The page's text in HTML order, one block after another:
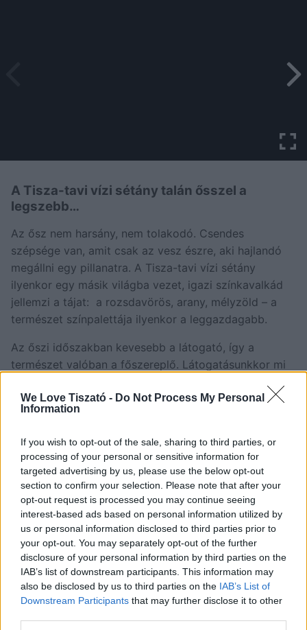
We Love Tiszató - Do Not Process My Personal
Information
If you wish to opt-out of the sale, sharing to third parties, or
processing of your personal or sensitive information for
targeted advertising by us, please use the below opt-out
section to confirm your selection. Please note that after your
opt-out request is processed you may continue seeing
interest-based ads based on personal information utilized by
us or personal information disclosed to third parties prior to
your opt-out. You may separately opt-out of the further
disclosure of your personal information by third parties on the
IAB’s list of downstream participants. This information may
also be disclosed by us to third parties on the IAB’s List of
Downstream Participants that may further disclose it to other
A Tisza-tavi vízi sétány talán ősszel a
legszebb…
Az ősz nem harsány, nem tolakodó. Csendes
szépsége van, amit csak az vesz észre, aki hajlandó
megállni egy pillanatra. A Tisza-tavi vízi sétány
ilyenkor egy másik világba vezet, igazi színkavalkád
jellemzi a tájat: a rozsdavörös, arany, mélyzöld – a
természet színpalettája ilyenkor a leggazdagabb.
Az őszi időszakban kevesebb a látogató, így a
természet valóban a főszereplő. Látogatásunkkor mi
látogatója volt a területnek. A vízi sétány fotózásra
ősszel a legtökéletesebb, a színek, a fények és a
Ősszel sok vándormadár megpihen a Tisza-tónál, így
a sétány kiváló hely a megfigyelésükre.